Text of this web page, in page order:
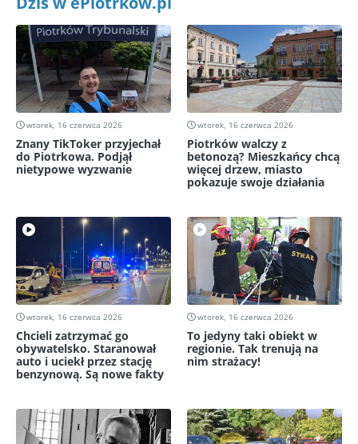
wtorek, 16 czerwca 2026
Znany TikToker przyjechał
do Piotrkowa. Podjął
nietypowe wyzwanie
wtorek, 16 czerwca 2026
Piotrków walczy z
betonozą? Mieszkańcy chcą
więcej drzew, miasto
pokazuje swoje działania
wtorek, 16 czerwca 2026
Chcieli zatrzymać go
obywatelsko. Staranował
auto i uciekł przez stację
benzynową. Są nowe fakty
wtorek, 16 czerwca 2026
To jedyny taki obiekt w
regionie. Tak trenują na
nim strażacy!